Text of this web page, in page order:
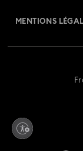
Retours et
Statut de
Contactez-Nous
Rechercher une
Sitemap
MENTIONS
Conditions
Mention Légale